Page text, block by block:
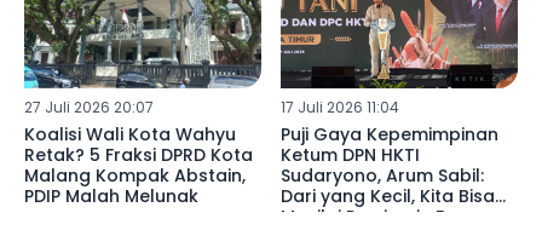
27 Juli 2026 20:07
Koalisi Wali Kota Wahyu
Retak? 5 Fraksi DPRD Kota
Malang Kompak Abstain,
PDIP Malah Melunak
17 Juli 2026 11:04
Puji Gaya Kepemimpinan
Ketum DPN HKTI
Sudaryono, Arum Sabil:
Dari yang Kecil, Kita Bisa
Menilai Pemimpin Bangsa